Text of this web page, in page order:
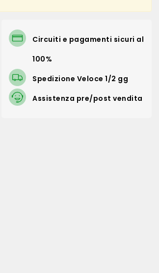
Circuiti e pagamenti sicuri al
100%
Spedizione Veloce 1/2 gg
Assistenza pre/post vendita